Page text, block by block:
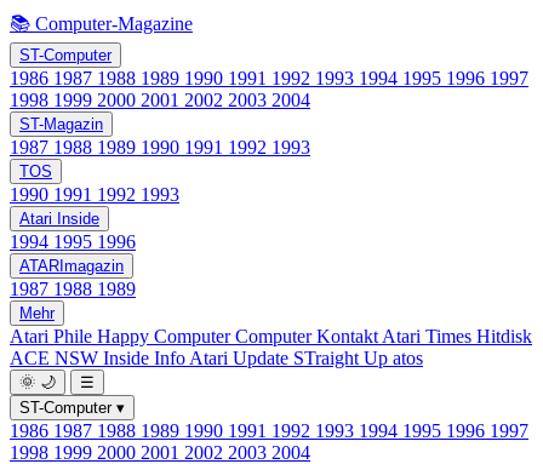
📚 Computer-Magazine
ST-Computer
1986 1987 1988 1989 1990 1991 1992 1993 1994 1995 1996 1997
1998 1999 2000 2001 2002 2003 2004
ST-Magazin
1987 1988 1989 1990 1991 1992 1993
TOS
1990 1991 1992 1993
Atari Inside
1994 1995 1996
ATARImagazin
1987 1988 1989
Mehr
Atari Phile Happy ComputerComputer Kontakt Atari Times Hitdisk
ACE NSW Inside Info Atari Update STraight Up atos
🌞 🌙
☰
ST-Computer ▾
1986 1987 1988 1989 1990 1991 1992 1993 1994 1995 1996 1997
1998 1999 2000 2001 2002 2003 2004